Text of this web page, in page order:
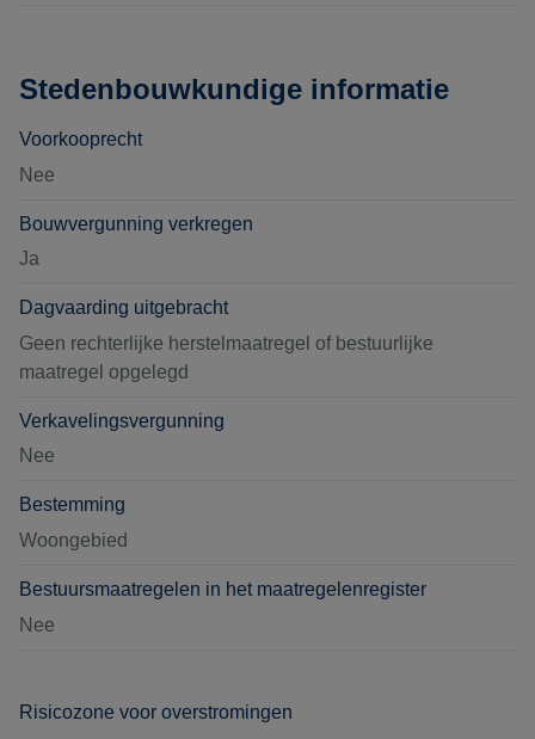
Stedenbouwkundige informatie
Voorkooprecht
Nee
Bouwvergunning verkregen
Ja
Dagvaarding uitgebracht
Geen rechterlijke herstelmaatregel of bestuurlijke
maatregel opgelegd
Verkavelingsvergunning
Nee
Bestemming
Woongebied
Bestuursmaatregelen in het maatregelenregister
Nee
Risicozone voor overstromingen